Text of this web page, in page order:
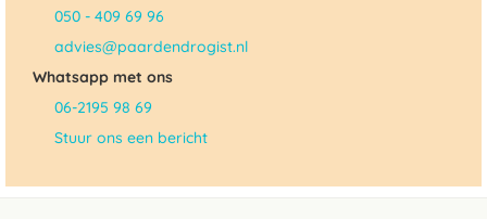
050 - 409 69 96
advies@paardendrogist.nl
Whatsapp met ons
06-2195 98 69
Stuur ons een bericht